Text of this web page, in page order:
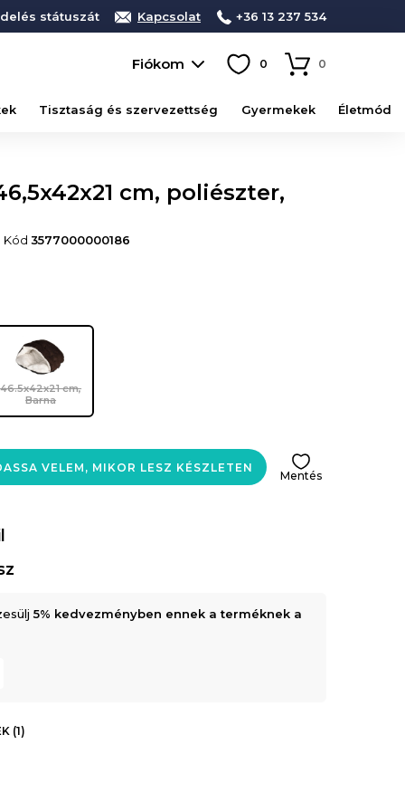
státuszát Kapcsolat +36 13 237 534
Fiókom 0 0
Tisztaság és szervezettség Gyermekek Életmód
cm, poliészter,
Kód3577000000186
46.5x42x21 cm,
Barna
VELEM, MIKOR LESZ KÉSZLETEN
Mentés
5% kedvezményben ennek a terméknek a
(1)